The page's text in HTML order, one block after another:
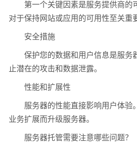
第一个关键因素是服务提供商的可
对于保持网站或应用的可用性至关重
安全措施
保护您的数据和用户信息是服务器
止潜在的攻击和数据泄露。
性能和扩展性
服务器的性能直接影响用户体验。
业务扩展而升级服务器。
服务器托管需要注意哪些问题？